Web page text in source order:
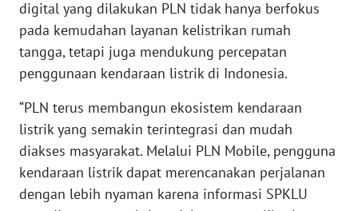
digital yang dilakukan PLN tidak hanya berfokus
pada kemudahan layanan kelistrikan rumah
tangga, tetapi juga mendukung percepatan
penggunaan kendaraan listrik di Indonesia.
“PLN terus membangun ekosistem kendaraan
listrik yang semakin terintegrasi dan mudah
diakses masyarakat. Melalui PLN Mobile, pengguna
kendaraan listrik dapat merencanakan perjalanan
dengan lebih nyaman karena informasi SPKLU
WN
PAPUA
BARAT
RIAU
WN
SERAMBI